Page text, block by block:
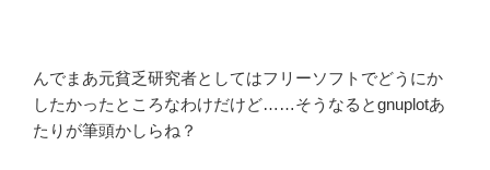
んでまあ元貧乏研究者としてはフリーソフトでどうにか
したかったところなわけだけど……そうなるとgnuplotあ
たりが筆頭かしらね？